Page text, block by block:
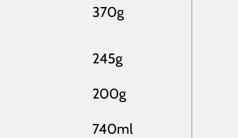
370g
245g
200g
740ml